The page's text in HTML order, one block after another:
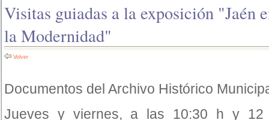
Visitas guiadas a la exposición "Jaén
la Modernidad"
Volver
Documentos del Archivo Histórico
Jueves y viernes, a las 10:30 h y 12